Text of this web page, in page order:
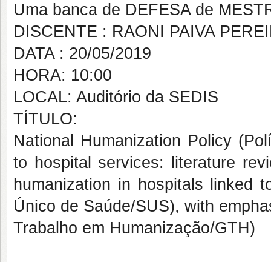
Uma banca de DEFESA de
DISCENTE : RAONI PAIVA
DATA : 20/05/2019
HORA: 10:00
LOCAL: Auditório da SEDIS
TÍTULO:
National Humanization Policy
to hospital services: literature
humanization in hospitals linked
Único de Saúde/SUS), with
Trabalho em Humanização/GTH)